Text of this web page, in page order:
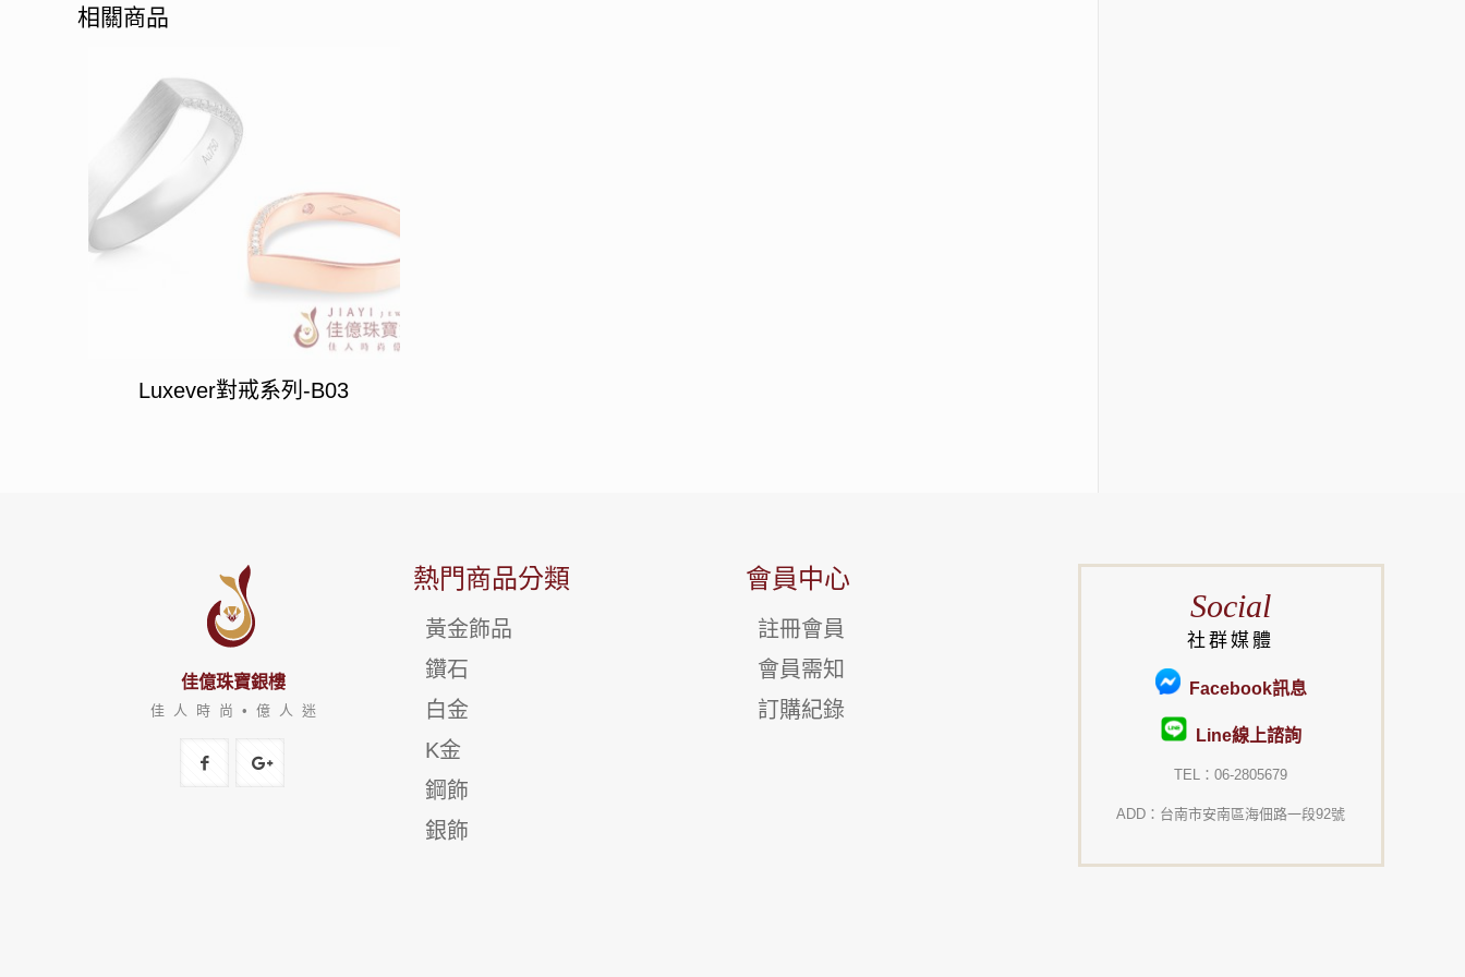
相關商品
Luxever對戒系列-B03
佳億珠寶銀樓
佳 人 時 尚 • 億 人 迷
熱門商品分類
黃金飾品
鑽石
白金
K金
鋼飾
銀飾
會員中心
註冊會員
會員需知
訂購紀錄
Social
社群媒體
Facebook訊息
Line線上諮詢
TEL：06-2805679
ADD：台南市安南區海佃路一段92號